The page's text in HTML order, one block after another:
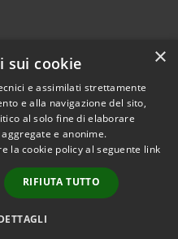
Copyright © 2026 • Comune di
Firenzuola • Powered by
Municipium•
Accesso
redazione
×
sui cookie
e assimilati strettamente
e alla navigazione del sito,
al solo fine di elaborare
e anonime.
la cookie policy al seguente link
RIFIUTA TUTTO